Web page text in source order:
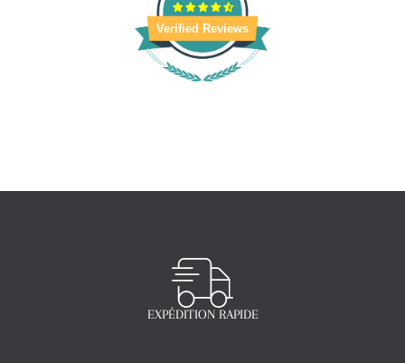
Verified Reviews
EXPÉDITION RAPIDE